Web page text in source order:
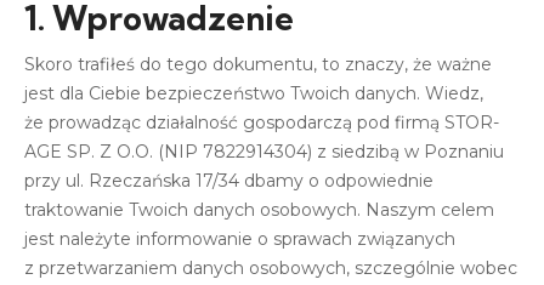
1. Wprowadzenie
Skoro trafiłeś do tego dokumentu, to znaczy, że ważne
jest dla Ciebie bezpieczeństwo Twoich danych. Wiedz,
że prowadząc działalność gospodarczą pod firmą STOR-
AGE SP. Z O.O. (NIP 7822914304) z siedzibą w Poznaniu
przy ul. Rzeczańska 17/34 dbamy o odpowiednie
traktowanie Twoich danych osobowych. Naszym celem
jest należyte informowanie o sprawach związanych
z przetwarzaniem danych osobowych, szczególnie wobec